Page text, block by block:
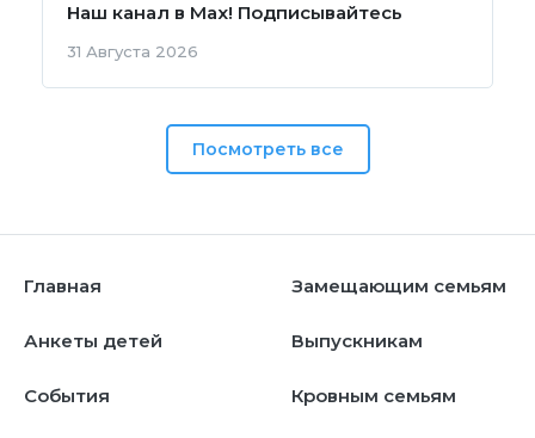
Наш канал в Мах! Подписывайтесь
31 Августа 2026
Посмотреть все
Главная
Анкеты детей
События
Замещающим семьям
Выпускникам
Кровным семьям